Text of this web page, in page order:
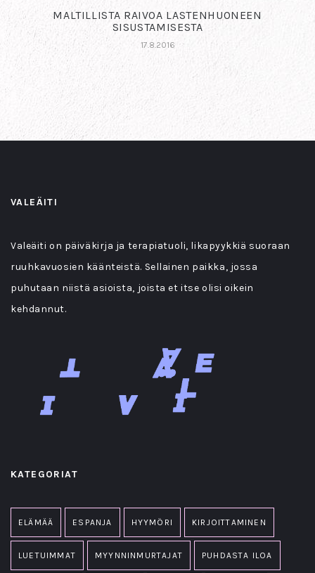
MALTILLISTA RAIVOA LASTENHUONEEN
SISUSTAMISESTA
17.8.2016
VALEÄITI
Valeäiti on päiväkirja ja terapiatuoli, likapyykkiä suoraan
ruuhkavuosien käänteistä. Sellainen paikka, jossa
puhutaan niistä asioista, joista et itse olisi oikein
kehdannut.
KATEGORIAT
ELÄMÄÄ ESPANJA HYYMÖRI KIRJOITTAMINEN
LUETUIMMAT MYYNNINMURTAJAT PUHDASTA ILOA